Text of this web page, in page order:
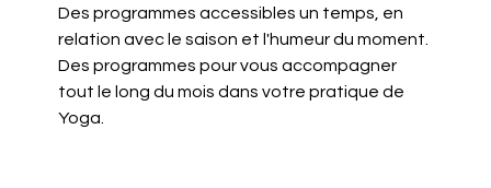
Des programmes accessibles un temps, en
relation avec le saison et l'humeur du moment.
Des programmes pour vous accompagner
tout le long du mois dans votre pratique de
Yoga.